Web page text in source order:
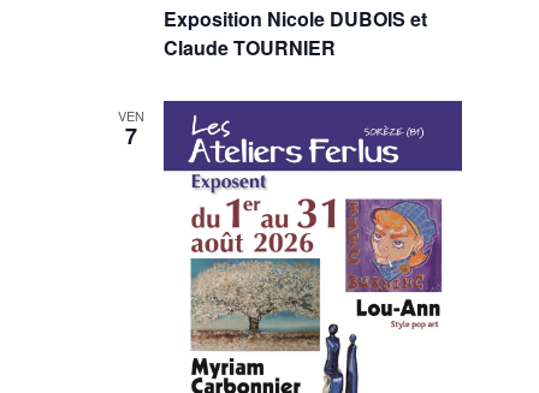
Exposition Nicole DUBOIS et
Claude TOURNIER
VEN
7